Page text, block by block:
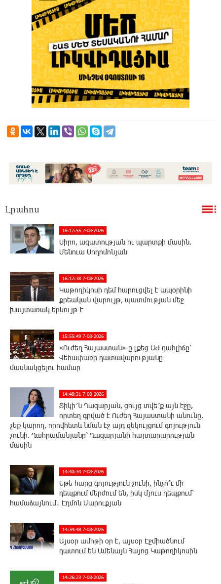
Լրահոս
16:17:55 7-08-2026
Սիրո, ազատության ու պարտքի մասին.
Մենուա Սողոմոնյան
16:12:38 7-08-2026
Կաթողիկոսի դեմ հարուցվել է ապօրինի
քրեական վարույթ, պատմության մեջ
խայտառակ երևույթ է
15:55:49 7-08-2026
«Ուժեղ Հայաստան»-ը լքեց ԱԺ դահլիճը՝
Վեհափառի դատավարությանը
մասնակցելու համար
14:48:31 7-08-2026
Տիկի՜ն Ղազարյան, ցույց տվե՜ք այն էջը,
որտեղ գրված է Ուժեղ Հայաստանի անունը,
չեք կարող, որովհետև նման էջ այդ զեկույցում գոյություն
չունի. Ղահրամանյանը՝ Ղազարյանի հայտարարության
մասին
14:40:34 7-08-2026
Եթե հարց գոյություն չունի, ինչո՞ւ մի
դեպքում մերժում են, իսկ մյուս դեպքում՝
համաձայնում․ Էդմոն Մարուքյան
14:34:48 7-08-2026
Այսօր ամոթի օր է, այսօր Էջմիածնում
դատում են Ամենայն Հայոց Կաթողիկոսին
14:26:23 7-08-2026